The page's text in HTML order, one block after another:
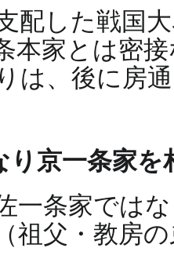
配した戦国
本家とは密
は、後に房
り京一条家を
一条家では
祖父・教房